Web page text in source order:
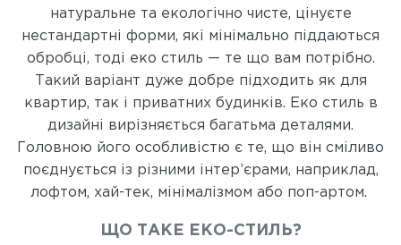
натуральне та екологічно чисте, цінуєте
нестандартні форми, які мінімально піддаються
обробці, тоді еко стиль — те що вам потрібно.
Такий варіант дуже добре підходить як для
квартир, так і приватних будинків. Еко стиль в
дизайні вирізняється багатьма деталями.
Головною його особливістю є те, що він сміливо
поєднується із різними інтер’єрами, наприклад,
лофтом, хай-тек, мінімалізмом або поп-артом.
ЩО ТАКЕ ЕКО-СТИЛЬ?